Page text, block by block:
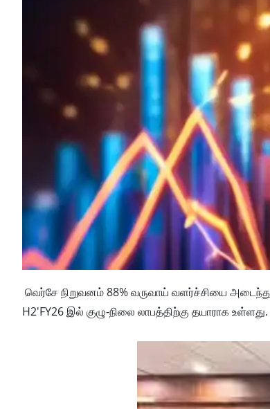
வெர்சே நிறுவனம் 88% வருவாய் வளர்ச்சியை
H2'FY26 இல் குழு-நிலை லாபத்திற்கு தயாராக உள்ளது.